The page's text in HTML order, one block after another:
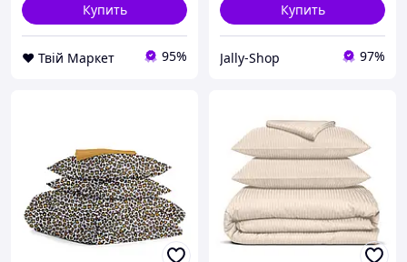
Купить
❤️ Твій Маркет 95%
Купить
Jally-Shop 97%